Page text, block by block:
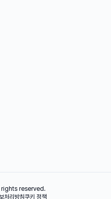
rights reserved.
처리방침쿠키 정책